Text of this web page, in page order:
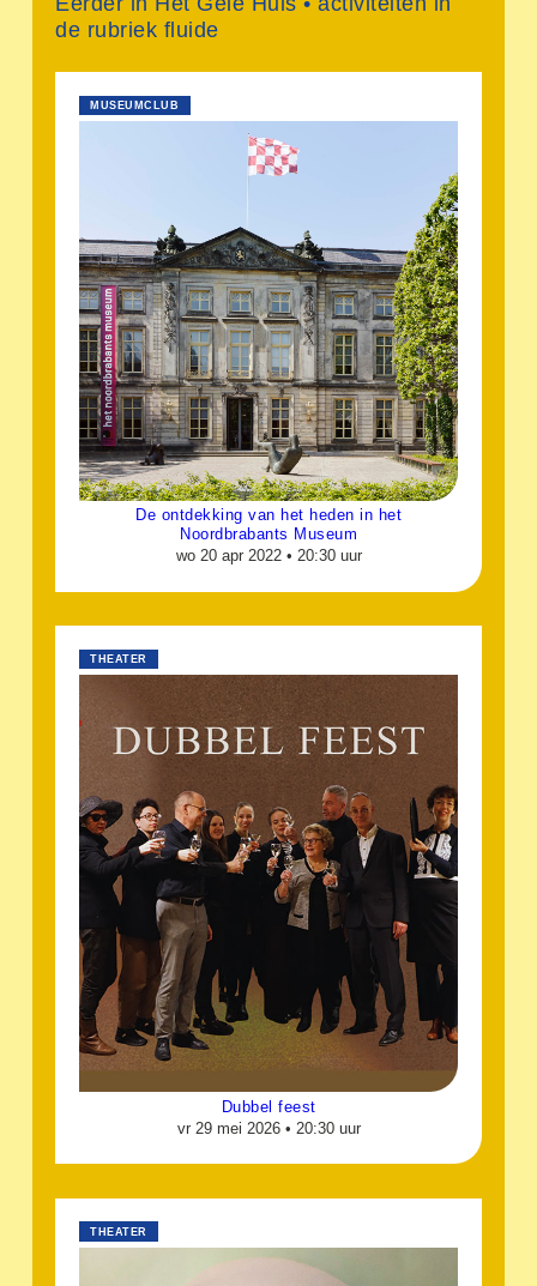
de rubriek fluide
MUSEUMCLUB
De ontdekking van het heden in het
Noordbrabants Museum
wo 20 apr 2022 • 20:30 uur
THEATER
Dubbel feest
vr 29 mei 2026 • 20:30 uur
THEATER